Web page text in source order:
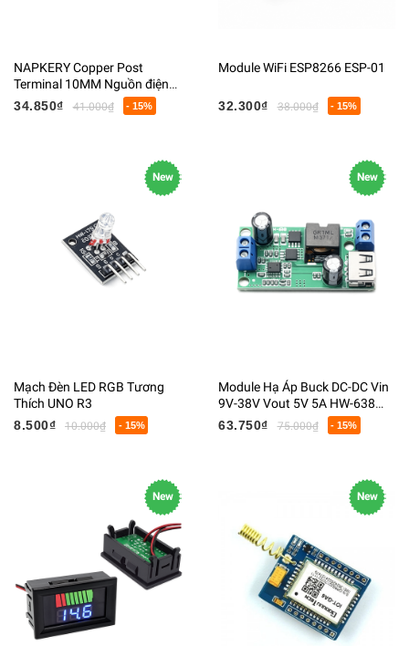
NAPKERY Copper Post
Terminal 10MM Nguồn điện
Thiết bị đầu cuối Máy hàn Đầu
34.850₫ 41.000₫ - 15%
Module WiFi ESP8266 ESP-01
32.300₫ 38.000₫ - 15%
New
Mạch Đèn LED RGB Tương
Thích UNO R3
8.500₫
10.000₫ - 15%
New
Module Hạ Áp Buck DC-DC Vin
9V-38V Vout 5V 5A HW-638
Chất Lượng Cao
63.750₫ 75.000₫ - 15%
New New